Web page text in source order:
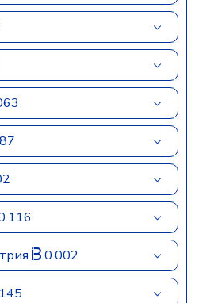
0.002